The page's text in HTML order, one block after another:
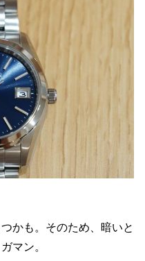
かも。そのため、暗いと
マン。